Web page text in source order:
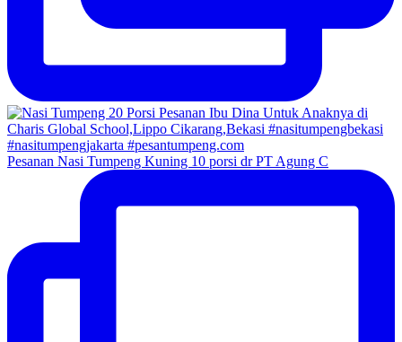
Pesanan Nasi Tumpeng Kuning 10 porsi dr PT Agung C